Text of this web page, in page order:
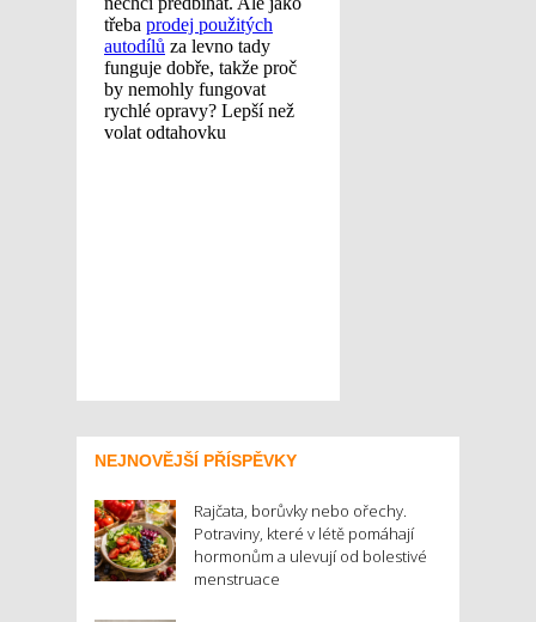
NEJNOVĚJŠÍ PŘÍSPĚVKY
Rajčata, borůvky nebo ořechy.
Potraviny, které v létě pomáhají
hormonům a ulevují od bolestivé
menstruace